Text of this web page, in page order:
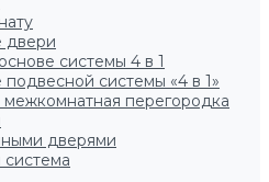
двери
системы 4 в 1
системы «4 в 1»
перегородка
дверями